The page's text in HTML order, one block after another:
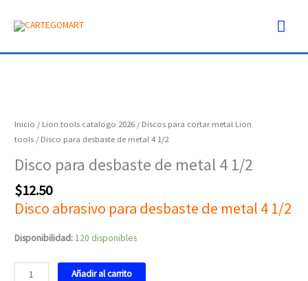
Inicio / Lion tools catalogo 2026 / Discos para cortar metal Lion
tools / Disco para desbaste de metal 4 1/2
Disco para desbaste de metal 4 1/2
$12.50
Disco abrasivo para desbaste de metal 4 1/2
Disponibilidad:120 disponibles
desbaste
de
4
cantidad
Añadir al carrito